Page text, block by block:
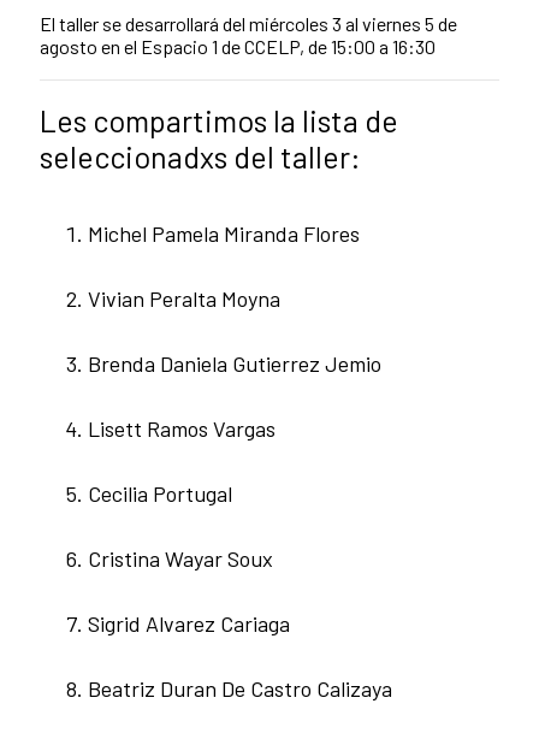
El taller se desarrollará del miércoles 3 al viernes 5 de
agosto en el Espacio 1 de CCELP, de 15:00 a 16:30
Les compartimos la lista de
seleccionadxs del taller:
Michel Pamela Miranda Flores
Vivian Peralta Moyna
Brenda Daniela Gutierrez Jemio
Lisett Ramos Vargas
Cecilia Portugal
Cristina Wayar Soux
Sigrid Alvarez Cariaga
Beatriz Duran De Castro Calizaya